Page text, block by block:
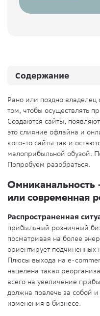
Рано или поздно
том, чтобы осуществлять
Создаются сайты,
это слияние офлайна и
кого-то сайты так и
малоприбыльной обузой.
Попробуем разобраться.
Омниканальность
или современная
Распространенная
прибыльный розничный
посматривая на более
ориентирует подчиненных
Плюсы выхода на e-
нацелена такая
всего на увеличение
должна повлечь за собой
изменения в бизнесе.
Содержание